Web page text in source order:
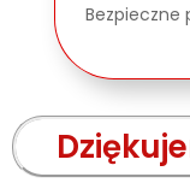
Bezpieczne